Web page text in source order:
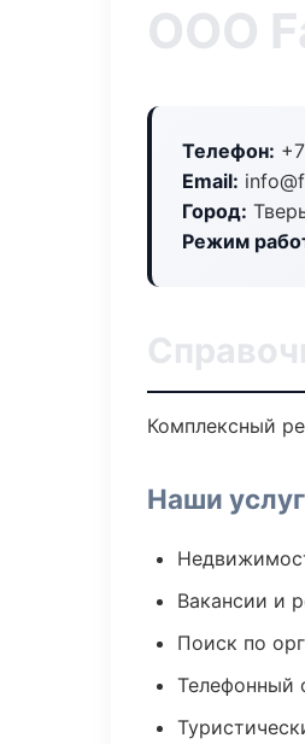
ООО
Телефон:
Email:
Город:
Режим
Комплексный
Наши
Вакансии и
Поиск по
Телефонный